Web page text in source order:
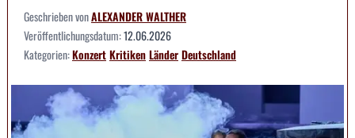
Geschrieben vonALEXANDER WALTHER
Veröffentlichungsdatum:12.06.2026
Kategorien:KonzertKritikenLänderDeutschland